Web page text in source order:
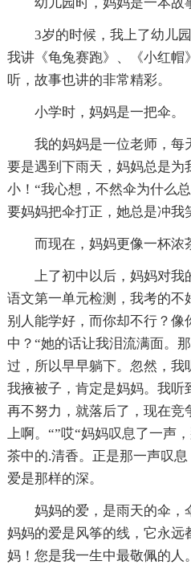
3岁的时候，我上了幼儿园
我讲《龟兔赛跑》、《小红帽
听，故事也讲的非常精彩。
小学时，妈妈是一把伞。
我的妈妈是一位老师，每天
要是遇到下雨天，妈妈总是为
小！“我心想，不然伞为什么
要妈妈把伞打正，她总是冲我
而现在，妈妈更像一杯浓
上了初中以后，妈妈对我
语文第一单元检测，我考的不
别人能学好，而你却不行？像
中？“她的话让我泪流满面。
过，所以早早躺下。忽然，我
我掖被子，肯定是妈妈。我听
再不努力，就落后了，现在竞
上啊。“”哎“妈妈叹息了一声
茶中的.清香。正是那一声叹
爱是那样的深。
妈妈的爱，是雨天的伞，伞
妈妈的爱是风筝的线，它永远
妈！您是我一生中最敬佩的人。